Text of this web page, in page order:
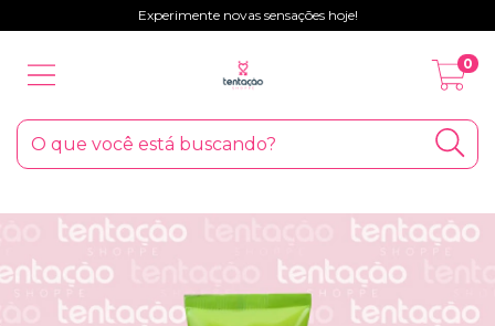
Experimente novas sensações hoje!
0